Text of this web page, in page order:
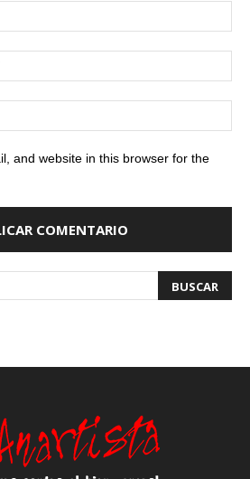
and website in this browser for the